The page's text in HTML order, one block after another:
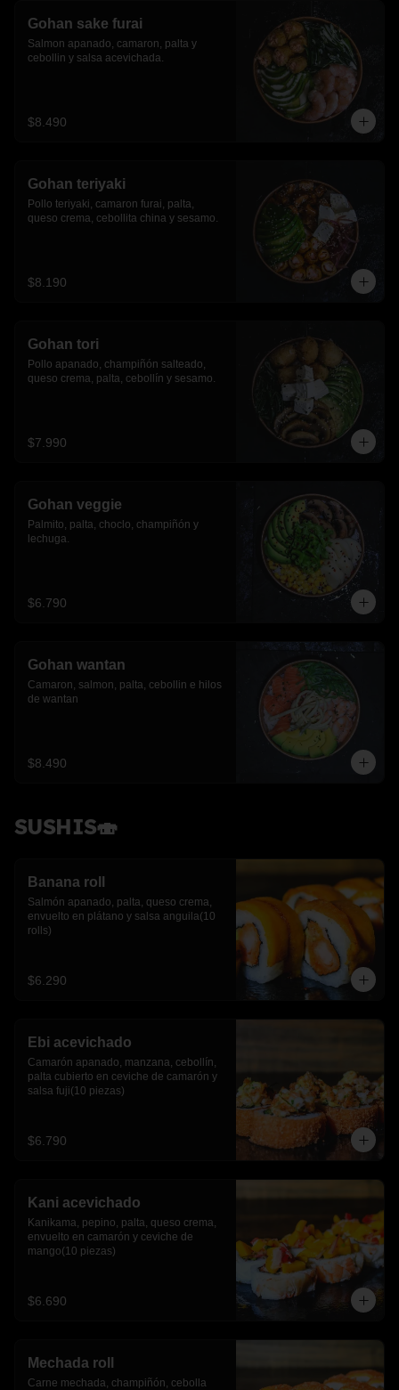
Gohan sake furai
Salmon apanado, camaron, palta y
cebollin y salsa acevichada.
$8.490
Gohan teriyaki
Pollo teriyaki, camaron furai, palta,
queso crema, cebollita china y sesamo.
$8.190
Gohan tori
Pollo apanado, champiñón salteado,
queso crema, palta, cebollín y sesamo.
$7.990
Gohan veggie
Palmito, palta, choclo, champiñón y
lechuga.
$6.790
Gohan wantan
Camaron, salmon, palta, cebollin e hilos
de wantan
$8.490
SUSHIS🍣
Banana roll
Salmón apanado, palta, queso crema,
envuelto en plátano y salsa anguila(10
rolls)
$6.290
Ebi acevichado
Camarón apanado, manzana, cebollín,
palta cubierto en ceviche de camarón y
salsa fuji(10 piezas)
$6.790
Kani acevichado
Kanikama, pepino, palta, queso crema,
envuelto en camarón y ceviche de
mango(10 piezas)
$6.690
Mechada roll
Carne mechada, champiñón, cebolla